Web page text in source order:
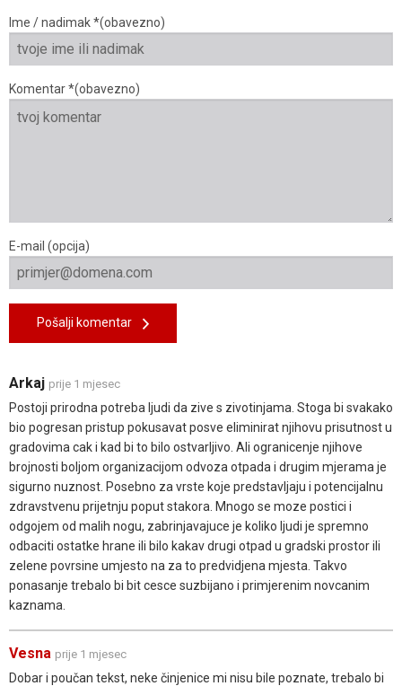
Ime / nadimak *(obavezno)
Komentar *(obavezno)
E-mail (opcija)
Pošalji komentar
Arkaj prije 1 mjesec
Postoji prirodna potreba ljudi da zive s zivotinjama. Stoga bi svakako
bio pogresan pristup pokusavat posve eliminirat njihovu prisutnost u
gradovima cak i kad bi to bilo ostvarljivo. Ali ogranicenje njihove
brojnosti boljom organizacijom odvoza otpada i drugim mjerama je
sigurno nuznost. Posebno za vrste koje predstavljaju i potencijalnu
zdravstvenu prijetnju poput stakora. Mnogo se moze postici i
odgojem od malih nogu, zabrinjavajuce je koliko ljudi je spremno
odbaciti ostatke hrane ili bilo kakav drugi otpad u gradski prostor ili
zelene povrsine umjesto na za to predvidjena mjesta. Takvo
ponasanje trebalo bi bit cesce suzbijano i primjerenim novcanim
kaznama.
Vesna prije 1 mjesec
Dobar i poučan tekst, neke činjenice mi nisu bile poznate, trebalo bi